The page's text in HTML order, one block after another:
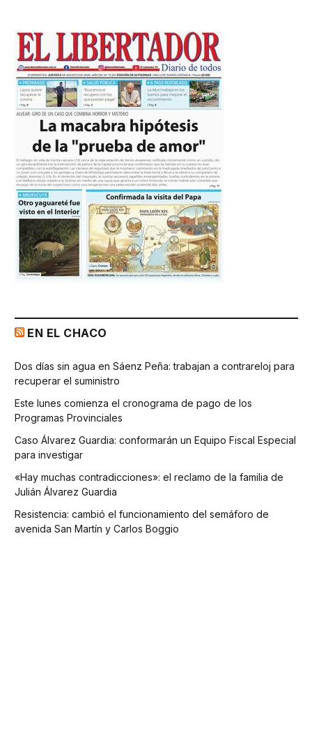
EN EL CHACO
Dos días sin agua en Sáenz Peña: trabajan a contrareloj para
recuperar el suministro
Este lunes comienza el cronograma de pago de los
Programas Provinciales
Caso Álvarez Guardia: conformarán un Equipo Fiscal Especial
para investigar
«Hay muchas contradicciones»: el reclamo de la familia de
Julián Álvarez Guardia
Resistencia: cambió el funcionamiento del semáforo de
avenida San Martín y Carlos Boggio